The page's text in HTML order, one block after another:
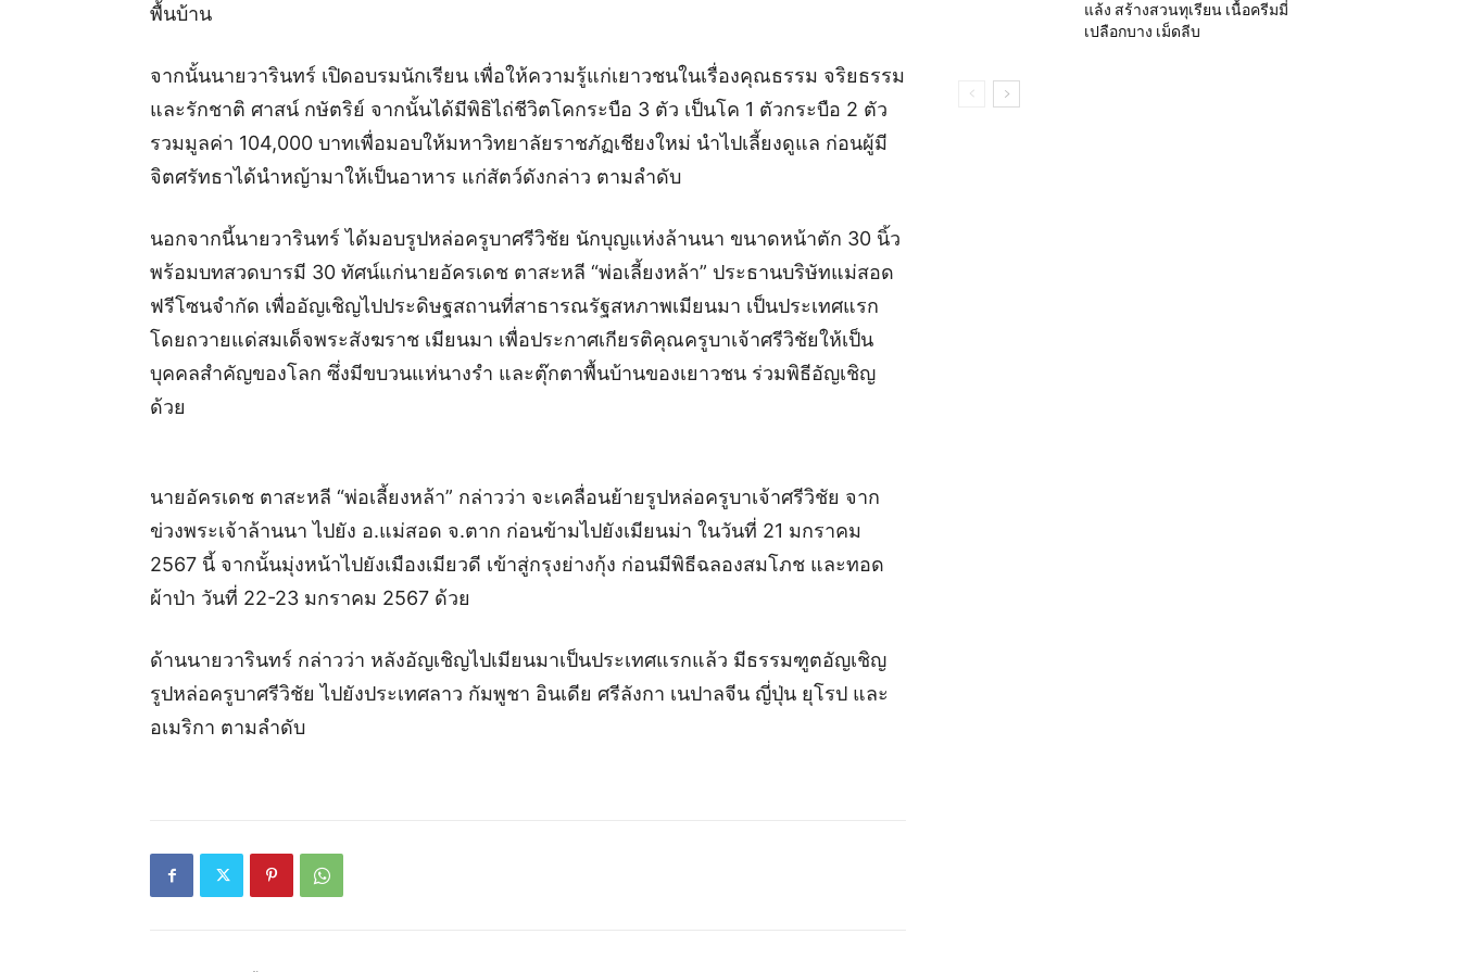
พื้นบ้าน
จากนั้นนายวารินทร์ เปิดอบรมนักเรียน เพื่อให้ความรู้แก่เยาวชนในเรื่องคุณธรรม จริยธรรม
และรักชาติ ศาสน์ กษัตริย์ จากนั้นได้มีพิธิไถ่ชีวิตโคกระบือ 3 ตัว เป็นโค 1 ตัวกระบือ 2 ตัว
รวมมูลค่า 104,000 บาทเพื่อมอบให้มหาวิทยาลัยราชภัฏเชียงใหม่ นำไปเลี้ยงดูแล ก่อนผู้มี
จิตศรัทธาได้นำหญ้ามาให้เป็นอาหาร แก่สัตว์ดังกล่าว ตามลำดับ
นอกจากนี้นายวารินทร์ ได้มอบรูปหล่อครูบาศรีวิชัย นักบุญแห่งล้านนา ขนาดหน้าตัก 30 นิ้ว
พร้อมบทสวดบารมี 30 ทัศน์แก่นายอัครเดช ตาสะหลี “พ่อเลี้ยงหล้า” ประธานบริษัทแม่สอด
ฟรีโซนจำกัด เพื่ออัญเชิญไปประดิษฐสถานที่สาธารณรัฐสหภาพเมียนมา เป็นประเทศแรก
โดยถวายแด่สมเด็จพระสังฆราช เมียนมา เพื่อประกาศเกียรติคุณครูบาเจ้าศรีวิชัยให้เป็น
บุคคลสำคัญของโลก ซึ่งมีขบวนแห่นางรำ และตุ๊กตาพื้นบ้านของเยาวชน ร่วมพิธีอัญเชิญ
ด้วย
นายอัครเดช ตาสะหลี “พ่อเลี้ยงหล้า” กล่าวว่า จะเคลื่อนย้ายรูปหล่อครูบาเจ้าศรีวิชัย จาก
ข่วงพระเจ้าล้านนา ไปยัง อ.แม่สอด จ.ตาก ก่อนข้ามไปยังเมียนม่า ในวันที่ 21 มกราคม
2567 นี้ จากนั้นมุ่งหน้าไปยังเมืองเมียวดี เข้าสู่กรุงย่างกุ้ง ก่อนมีพิธีฉลองสมโภช และทอด
ผ้าป่า วันที่ 22-23 มกราคม 2567 ด้วย
ด้านนายวารินทร์ กล่าวว่า หลังอัญเชิญไปเมียนมาเป็นประเทศแรกแล้ว มีธรรมฑูตอัญเชิญ
รูปหล่อครูบาศรีวิชัย ไปยังประเทศลาว กัมพูชา อินเดีย ศรีลังกา เนปาลจีน ญี่ปุ่น ยุโรป และ
อเมริกา ตามลำดับ
แล้ง สร้างสวนทุเรียน เนื้อครีมมี่
เปลือกบาง เม็ดลีบ